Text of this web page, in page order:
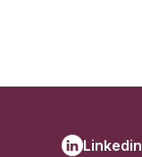
Linkedin